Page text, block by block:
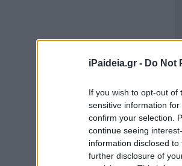
iPaideia.gr - Do Not
If you wish to opt-out of
sensitive information
confirm your selection.
continue seeing
information disclosed
further disclosure of
Το